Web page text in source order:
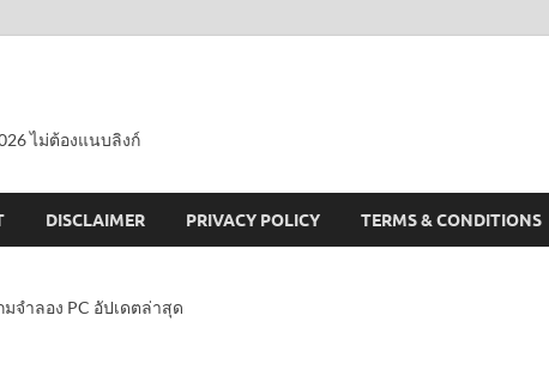
ไม่ต้องแนบลิงก์
DISCLAIMER PRIVACY POLICY TERMS & CONDITIONS
มจำลอง PC อัปเดตล่าสุด